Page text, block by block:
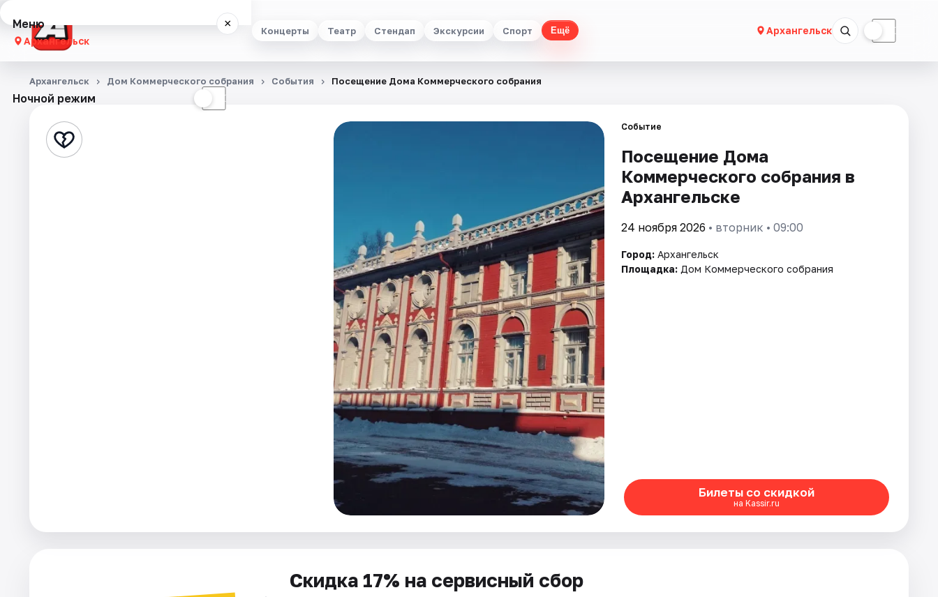
Концерты Театр Стендап Экскурсии Спорт Ещё Архангельск ☾
Меню ×
Архангельск
Концерты
Стендап
Ночной режим ☾
Архангельск Дом Коммерческого собрания События Посещение Дома Коммерческого собрания
Событие
Посещение Дома
Коммерческого собрания в
Архангельске
24 ноября 2026 • вторник • 09:00
Город: Архангельск
Площадка: Дом Коммерческого собрания
Билеты со скидкой
на Kassir.ru
Скидка 17% на сервисный сбор